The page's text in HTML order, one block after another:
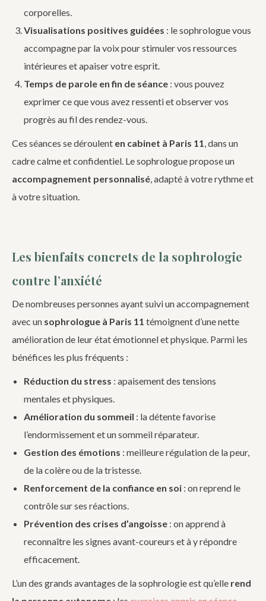
corporelles.
Visualisations positives guidées : le sophrologue vous
accompagne par la voix pour stimuler vos ressources
intérieures et apaiser votre esprit.
Temps de parole en fin de séance : vous pouvez
exprimer ce que vous avez ressenti et observer vos
progrès au fil des rendez-vous.
Ces séances se déroulent en cabinet à Paris 11, dans un
cadre calme et confidentiel. Le sophrologue propose un
accompagnement personnalisé, adapté à votre rythme et
à votre situation.
Les bienfaits concrets de la sophrologie
contre l’anxiété
De nombreuses personnes ayant suivi un accompagnement
avec un sophrologue à Paris 11 témoignent d’une nette
amélioration de leur état émotionnel et physique. Parmi les
bénéfices les plus fréquents :
Réduction du stress : apaisement des tensions
mentales et physiques.
Amélioration du sommeil : la détente favorise
l’endormissement et un sommeil réparateur.
Gestion des émotions : meilleure régulation de la peur,
de la colère ou de la tristesse.
Renforcement de la confiance en soi : on reprend le
contrôle sur ses réactions.
Prévention des crises d’angoisse : on apprend à
reconnaître les signes avant-coureurs et à y répondre
efficacement.
L’un des grands avantages de la sophrologie est qu’elle rend